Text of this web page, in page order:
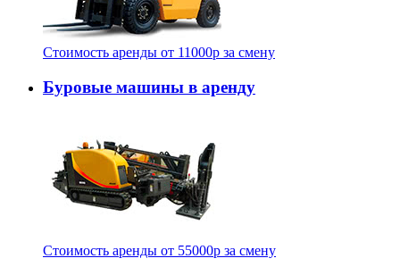
Стоимость аренды от 11000p за смену
Буровые машины в аренду
Стоимость аренды от 55000p за смену